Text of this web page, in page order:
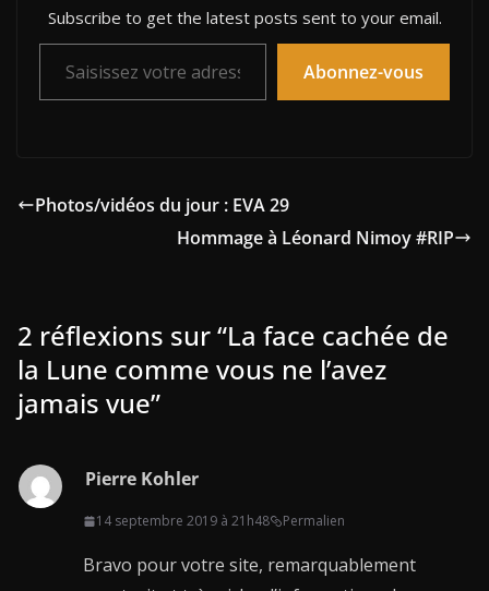
Subscribe to get the latest posts sent to your email.
Saisissez votre adresse e-mail…
Abonnez-vous
Photos/vidéos du jour : EVA 29
Hommage à Léonard Nimoy #RIP
2 réflexions sur “La face cachée de
la Lune comme vous ne l’avez
jamais vue”
Pierre Kohler
14 septembre 2019 à 21h48 Permalien
Bravo pour votre site, remarquablement